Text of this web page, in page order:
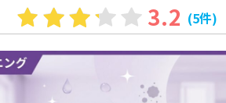
3.2 (5件)